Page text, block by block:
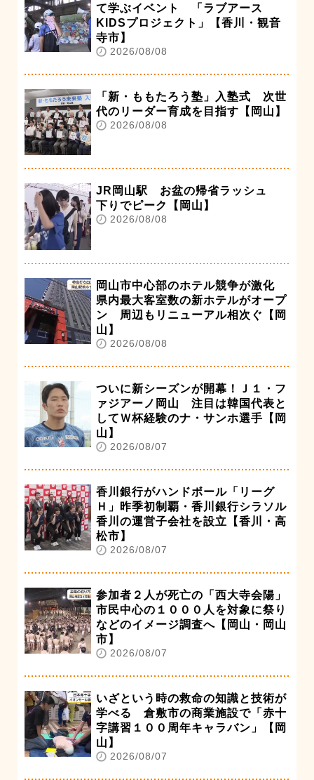
て学ぶイベント 「ラブアース
KIDSプロジェクト」【香川・観音
寺市】
2026/08/08
「新・ももたろう塾」入塾式 次世
代のリーダー育成を目指す【岡山】
2026/08/08
JR岡山駅 お盆の帰省ラッシュ
下りでピーク【岡山】
2026/08/08
岡山市中心部のホテル競争が激化
県内最大客室数の新ホテルがオープ
ン 周辺もリニューアル相次ぐ【岡
山】
2026/08/08
ついに新シーズンが開幕！Ｊ１・フ
ァジアーノ岡山 注目は韓国代表と
してＷ杯経験のナ・サンホ選手【岡
山】
2026/08/07
香川銀行がハンドボール「リーグ
Ｈ」昨季初制覇・香川銀行シラソル
香川の運営子会社を設立【香川・高
松市】
2026/08/07
参加者２人が死亡の「西大寺会陽」
市民中心の１０００人を対象に祭り
などのイメージ調査へ【岡山・岡山
市】
2026/08/07
いざという時の救命の知識と技術が
学べる 倉敷市の商業施設で「赤十
字講習１００周年キャラバン」【岡
山】
2026/08/07